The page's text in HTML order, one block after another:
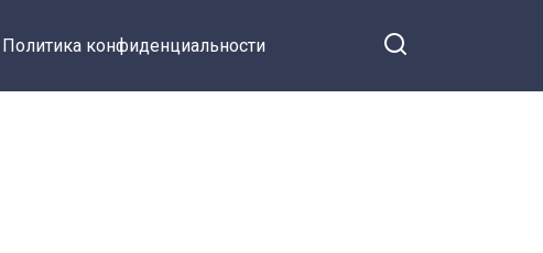
Политика конфиденциальности